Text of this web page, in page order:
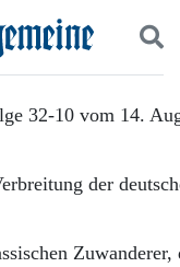
32-10 vom 14.
der
Zuwanderer,